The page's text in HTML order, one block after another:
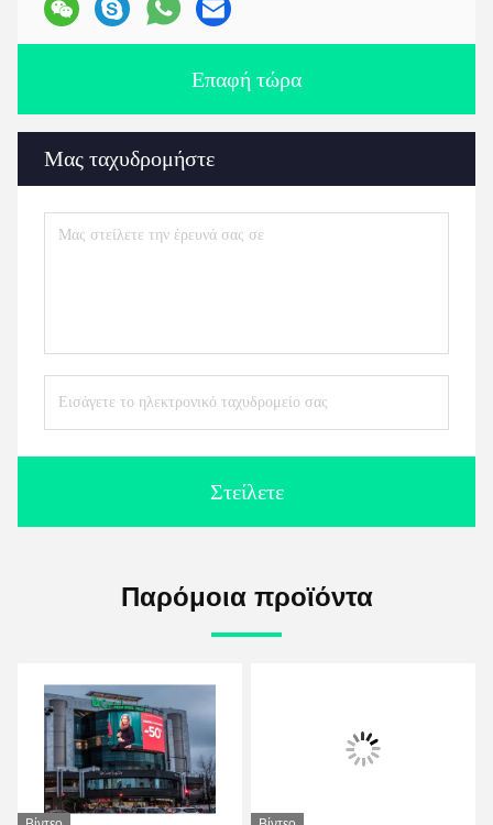
Επαφή τώρα
Μας ταχυδρομήστε
Στείλετε
Παρόμοια προϊόντα